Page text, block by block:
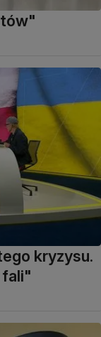
kryzysu.
fali"